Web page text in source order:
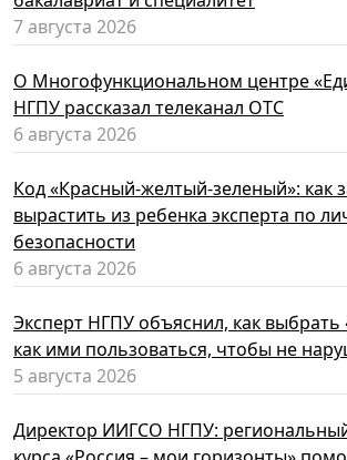
7 августа 2026
О Многофункциональном центре
НГПУ рассказал телеканал ОТС
6 августа 2026
Код «Красный-желтый-зеленый»: как
вырастить из ребенка эксперта по
безопасности
6 августа 2026
Эксперт НГПУ объяснил, как
как ими пользоваться, чтобы не
5 августа 2026
Директор ИИГСО НГПУ: